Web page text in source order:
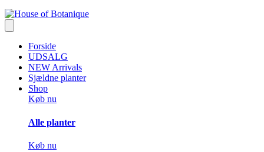
Forside
UDSALG
NEW Arrivals
Sjældne planter
Shop
Køb nu
Alle planter
Køb nu